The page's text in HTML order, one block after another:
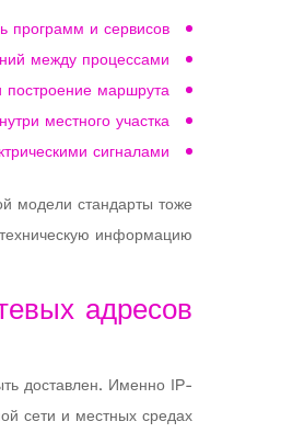
программ и сервисов;
между процессами;
маршрута;
местного участка;
сигналами.
модели стандарты тоже
информацию.
адресов
доставлен. Именно IP-
сети и местных средах.